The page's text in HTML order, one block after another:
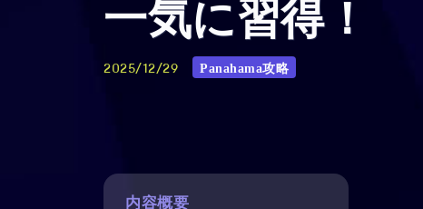
一気に習得！
2025/12/29 Panahama攻略
内容概要